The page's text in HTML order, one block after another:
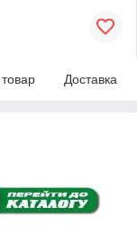
товар Доставка